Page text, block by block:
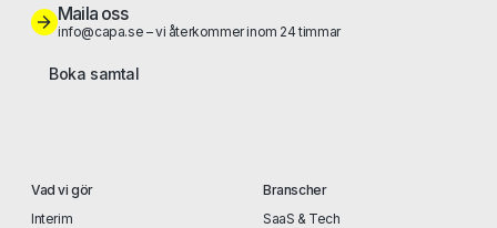
Maila oss
info@capa.se – vi återkommer inom 24 timmar
Boka samtal
Vad vi gör
Interim
Branscher
SaaS & Tech